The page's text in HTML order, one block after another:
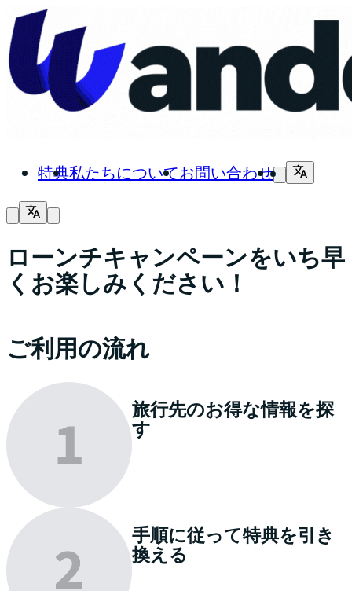
特典私たちについてお問い合わせ
ローンチキャンペーンをいち早
くお楽しみください！
ご利用の流れ
旅行先のお得な情報を探
す
手順に従って特典を引き
換える